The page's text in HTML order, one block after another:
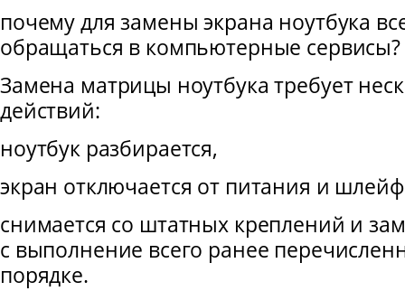
почему для замены экрана ноутбука
обращаться в компьютерные сервисы?
Замена матрицы ноутбука требует
действий:
ноутбук разбирается,
экран отключается от питания и
снимается со штатных креплений и
с выполнение всего ранее
порядке.